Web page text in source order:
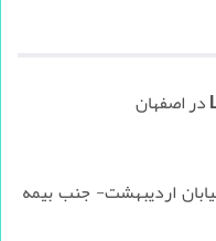
اردیبهشت- جنب بیمه